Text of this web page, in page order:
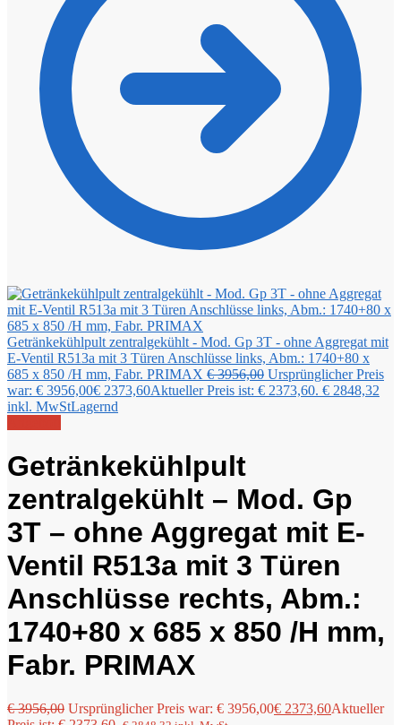
Getränkekühlpult zentralgekühlt - Mod. Gp 3T - ohne Aggregat mit
E-Ventil R513a mit 3 Türen Anschlüsse links, Abm.: 1740+80 x
685 x 850 /H mm, Fabr. PRIMAX €3956,00 Ursprünglicher Preis
war: € 3956,00€ 2373,60Aktueller Preis ist: € 2373,60. € 2848,32
inkl. MwStLagernd
Getränkekühlpult
zentralgekühlt – Mod. Gp
3T – ohne Aggregat mit E-
Ventil R513a mit 3 Türen
Anschlüsse rechts, Abm.:
1740+80 x 685 x 850 /H mm,
Fabr. PRIMAX
€3956,00 Ursprünglicher Preis war: € 3956,00€ 2373,60Aktueller